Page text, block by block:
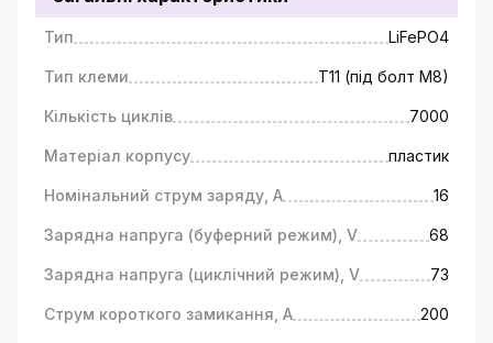
Тип LiFePO4
Тип клеми Т11 (під болт М8)
Кількість циклів 7000
Матеріал корпусу пластик
Номінальний струм заряду, A 16
Зарядна напруга (буферний режим), V 68
Зарядна напруга (циклічний режим), V 73
Струм короткого замикання, A 200